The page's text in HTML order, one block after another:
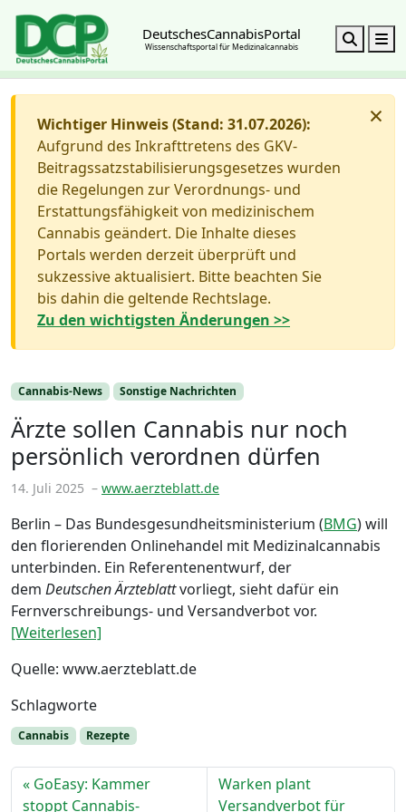
DeutschesCannabisPortal
Wissenschaftsportal für Medizinalcannabis Search
×
Wichtiger Hinweis (Stand: 31.07.2026):
Aufgrund des Inkrafttretens des GKV-
Beitragssatzstabilisierungsgesetzes wurden
die Regelungen zur Verordnungs- und
Erstattungsfähigkeit von medizinischem
Cannabis geändert. Die Inhalte dieses
Portals werden derzeit überprüft und
sukzessive aktualisiert. Bitte beachten Sie
bis dahin die geltende Rechtslage.
Zu den wichtigsten Änderungen >>
Cannabis-News Sonstige Nachrichten
Ärzte sollen Cannabis nur noch
persönlich verordnen dürfen
14. Juli 2025 – www.aerzteblatt.de
Berlin – Das Bundesgesundheitsministerium (BMG) will
den florierenden Onlinehandel mit Medizinalcannabis
unterbinden. Ein Referentenentwurf, der
dem Deutschen Ärzteblattvorliegt, sieht dafür ein
Fernverschreibungs- und Versandverbot vor.
[Weiterlesen]
Quelle: www.aerzteblatt.de
Schlagworte
Cannabis Rezepte
GoEasy: Kammer
stoppt Cannabis-
Warken plant
Versandverbot für